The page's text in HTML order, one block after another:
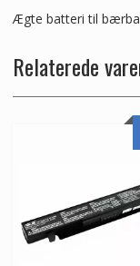
Ægte batteri til
Relaterede